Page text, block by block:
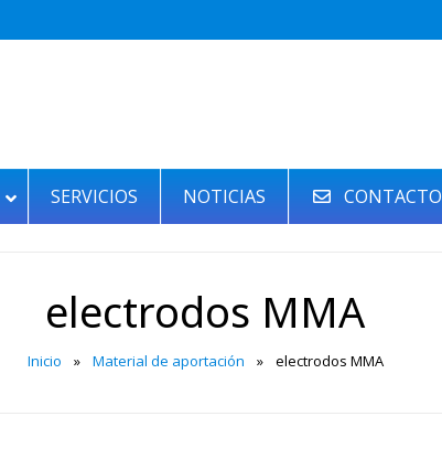
SERVICIOS NOTICIAS CONTACTO
electrodos MMA
Inicio » Material de aportación » electrodos MMA